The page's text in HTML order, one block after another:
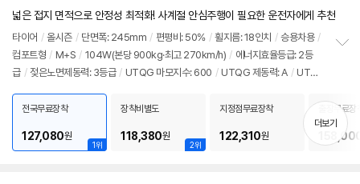
점
리
뷰
넓은 접지 면적으로 안정성 최적화! 사계절 안심주행이 필요한 운전자에게 추천
타이어 / 올시즌 / 단면폭: 245mm / 편평비: 50% / 휠지름: 18인치 / 승용차용 /
컴포트형 / M+S / 104W(본당 900kg·최고 270km/h) / 에너지효율등급: 2등
급 / 젖은노면제동력: 3등급 / UTQG 마모지수: 600 / UTQG 제동력: A / UTQ
치
기
1위
전국무료장착
127,080원
2위
장착비별도
118,380원
지정점무료장착
122,310원
출장무료장
더보기